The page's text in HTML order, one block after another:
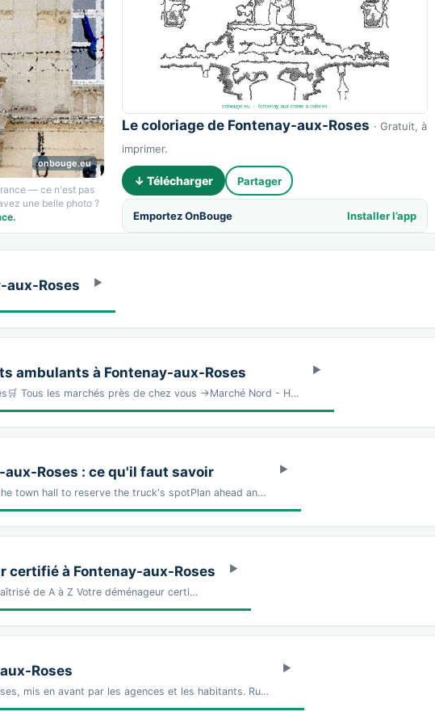
onbouge.eu
— ce n'est pas
une belle photo ?
Le coloriage de Fontenay-aux-Roses · Gratuit, à
imprimer.
↓ Télécharger Partager
Emportez OnBouge Installer l’app
aux-Roses
ambulants à Fontenay-aux-Roses
Tous les marchés près de chez vous →Marché Nord - H…
aux-Roses : ce qu'il faut savoir
town hall to reserve the truck's spotPlan ahead an…
certifié à Fontenay-aux-Roses
de A à Z Votre déménageur certi…
Roses
mis en avant par les agences et les habitants. Ru…